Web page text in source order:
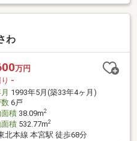
わ
万円
-
1993年5月(築33年4ヶ月)
6戸
積38.09m2
積532.77m2
北本線 本宮駅 徒歩68分